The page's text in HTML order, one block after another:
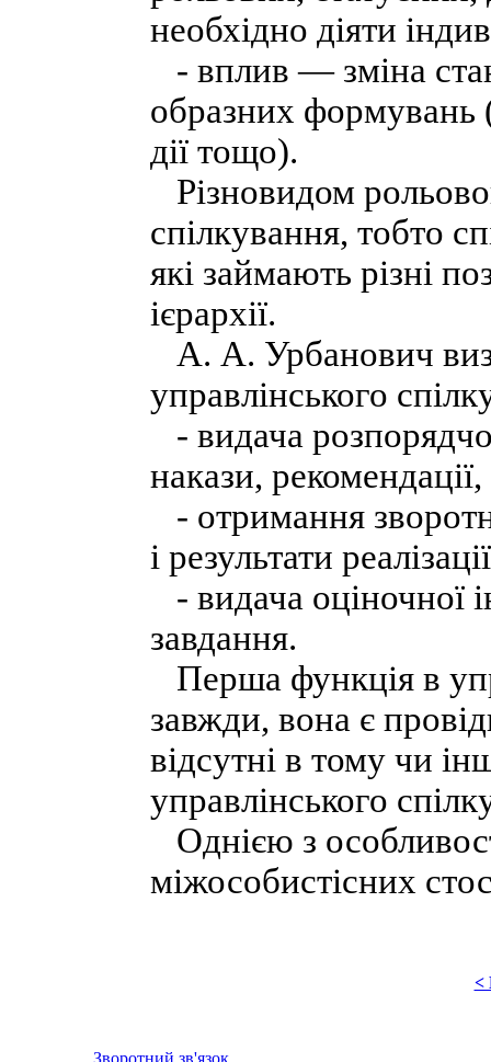
необхідно діяти
- вплив — зміна
образних формувань
дії тощо).
Різновидом
спілкування, тобто
які займають різні
ієрархії.
А. А. Урбанович
управлінського
- видача
накази,
- отримання
і результати
- видача оціночної
завдання.
Перша функція в
завжди, вона є
відсутні в тому чи
управлінського
Однією з
міжособистісних
<
Зворотний зв'язок